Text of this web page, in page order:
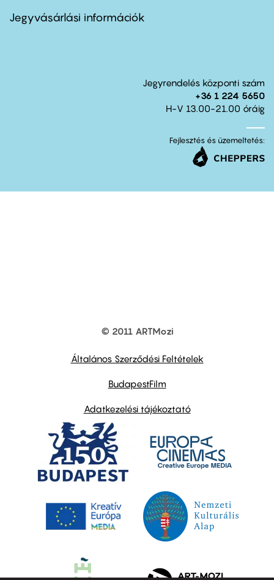
second
Jegyvásárlási információk
Jegyrendelés központi szám
+36 1 224 5650
H-V 13.00-21.00 óráig
Fejlesztés és üzemeltetés:
© 2011 ARTMozi
Általános Szerződési Feltételek
BudapestFilm
Adatkezelési tájékoztató